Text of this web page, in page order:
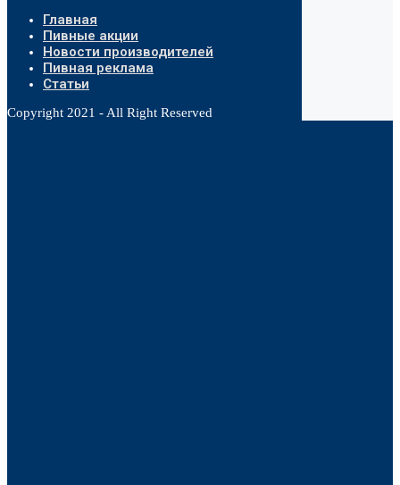
Главная
Пивные акции
Новости производителей
Пивная реклама
Статьи
Copyright 2021 - All Right Reserved